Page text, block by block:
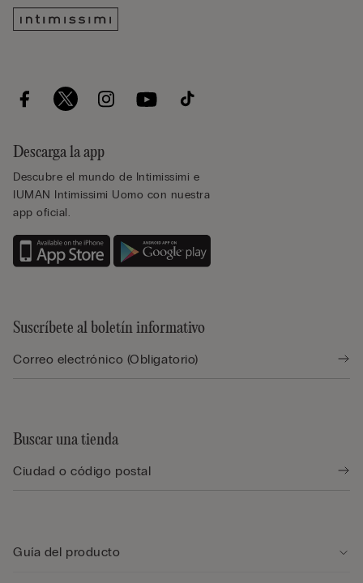
Descarga la app
Descubre el mundo de Intimissimi e
IUMAN Intimissimi Uomo con nuestra
app oficial.
Suscríbete al boletín informativo
Buscar una tienda
Guía del producto